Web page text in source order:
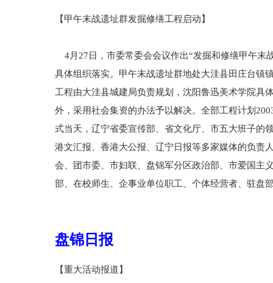
【甲午末战遗址群发掘修缮工程启动】
4月27日，市委常委会会议作出“发掘和修缮甲午末
具体组织落实。甲午末战遗址群地处大洼县田庄台镇
工程由大洼县城建局负责规划，沈阳鲁迅美术学院具
外，采用社会集资的办法予以解决。全部工程计划
式当天，辽宁省委宣传部、省文化厅、市五大班子的
港文汇报、香港大公报、辽宁日报等多家媒体的负责
会、团市委、市妇联、盘锦军分区政治部、市爱国主
部、在校师生、企事业单位职工、个体经营者、驻盘
盘锦日报
【重大活动报道】